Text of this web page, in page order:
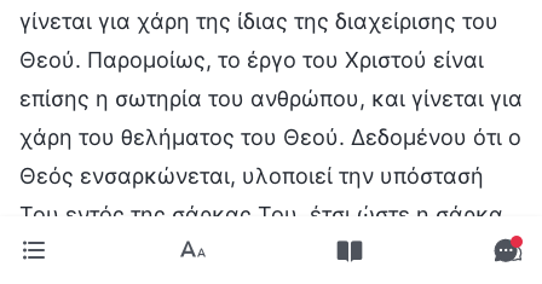
γίνεται για χάρη της ίδιας της διαχείρισης του
Θεού. Παρομοίως, το έργο του Χριστού είναι
επίσης η σωτηρία του ανθρώπου, και γίνεται για
χάρη του θελήματος του Θεού. Δεδομένου ότι ο
Θεός ενσαρκώνεται, υλοποιεί την υπόστασή
Του εντός της σάρκας Του, έτσι ώστε η σάρκα
Του να επαρκεί για να αναλάβει το έργο Του.